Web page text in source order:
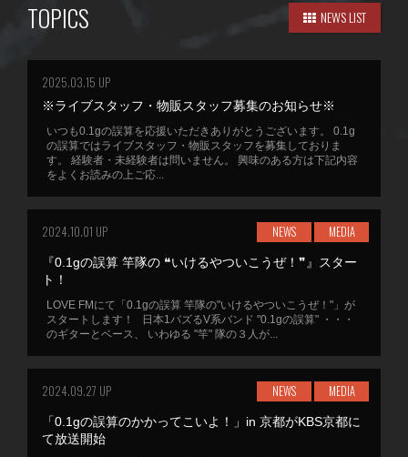
TOPICS NEWS LIST
2025.03.15 UP
※ライブスタッフ・物販スタッフ募集のお知らせ※
いつも0.1gの誤算を応援いただきありがとうございます。 0.1g
の誤算ではライブスタッフ・物販スタッフを募集しておりま
す。 経験者・未経験者は問いません。 興味のある方は下記内容
をよくお読みの上ご応...
2024.10.01 UP NEWS MEDIA
『0.1gの誤算 竿隊の ❝いけるやついこうぜ！❞』スター
ト！
LOVE FMにて「0.1gの誤算 竿隊の"いけるやついこうぜ！"」が
スタートします！ 日本1バズるV系バンド "0.1gの誤算" ・・・
のギターとベース、 いわゆる "竿" 隊の３人が...
2024.09.27 UP NEWS MEDIA
「0.1gの誤算のかかってこいよ！」in 京都がKBS京都に
て放送開始